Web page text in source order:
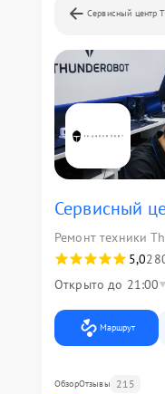
Сервисный центр
Сервисный
Ремонт техники
5,0
Открыто до 21:00
Маршрут
ОбзорОтзывы 215